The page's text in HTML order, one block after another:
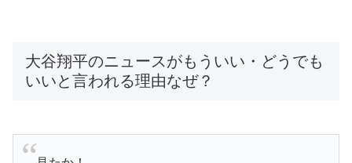
いいと言われる理由なぜ？
見たか！